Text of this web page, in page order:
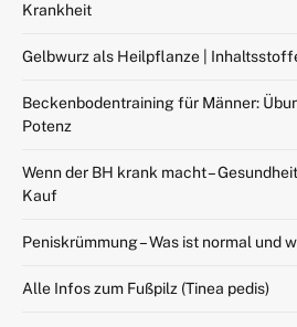
Krankheit
Gelbwurz als Heilpflanze |
Beckenbodentraining für Männer:
Potenz
Wenn der BH krank macht –
Kauf
Peniskrümmung – Was ist normal und
Alle Infos zum Fußpilz (Tinea pedis)